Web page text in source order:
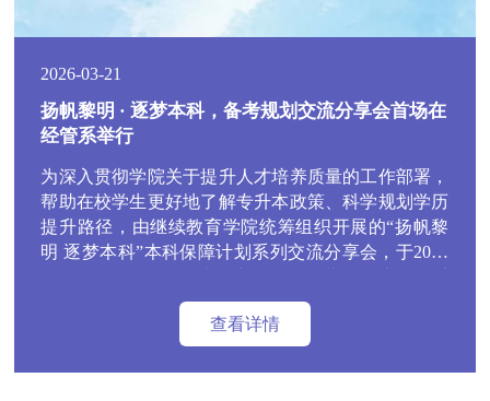
2026-03-21
扬帆黎明 · 逐梦本科，备考规划交流分享会首场在
经管系举行
为深入贯彻学院关于提升人才培养质量的工作部署，
帮助在校学生更好地了解专升本政策、科学规划学历
提升路径，由继续教育学院统筹组织开展的“扬帆黎
明 逐梦本科”本科保障计划系列交流分享会，于2026
作为系列宣讲的首场率先开展本次活动，标志着学院
专升本备考服务系列宣讲工作全面启动。
查看详情